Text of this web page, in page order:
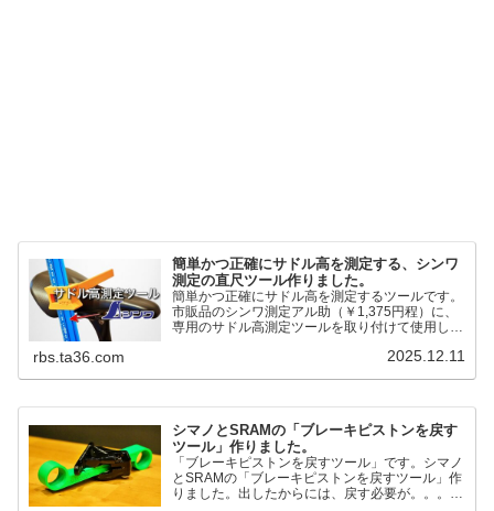
簡単かつ正確にサドル高を測定する、シンワ
測定の直尺ツール作りました。
簡単かつ正確にサドル高を測定するツールです。
市販品のシンワ測定アル助（￥1,375円程）に、
専用のサドル高測定ツールを取り付けて使用しま
るようになりました。シンワ測定(Shinwa
Sokutei)￥1,375Amazon.c...
rbs.ta36.com 2025.12.11
シマノとSRAMの「ブレーキピストンを戻す
ツール」作りました。
「ブレーキピストンを戻すツール」です。シマノ
とSRAMの「ブレーキピストンを戻すツール」作
りました。出したからには、戻す必要が。。。で